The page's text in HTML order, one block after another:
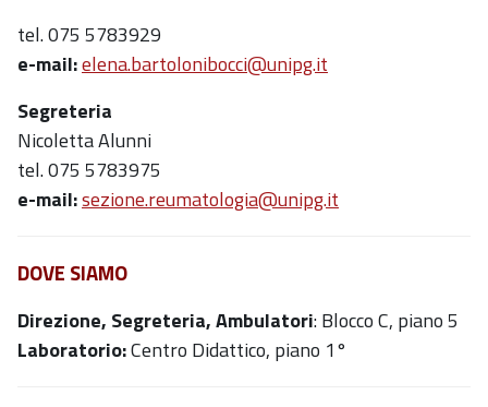
tel. 075 5783929
e-mail:elena.bartolonibocci@unipg.it
Segreteria
Nicoletta Alunni
tel. 075 5783975
e-mail:sezione.reumatologia@unipg.it
DOVE SIAMO
Direzione, Segreteria, Ambulatori: Blocco C, piano 5
Laboratorio:Centro Didattico, piano 1°